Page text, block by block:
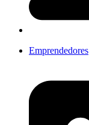
Emprendedores